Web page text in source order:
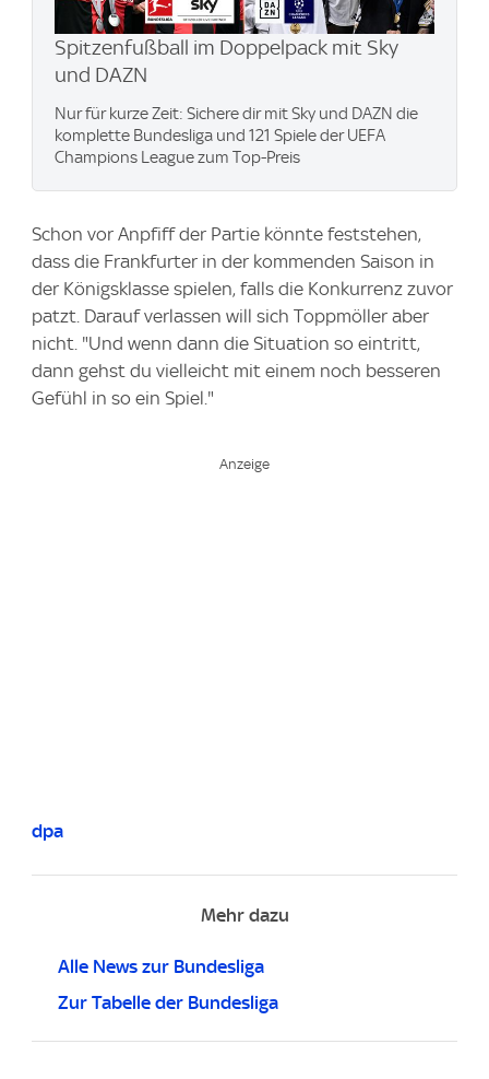
Spitzenfußball im Doppelpack mit Sky
und DAZN
Nur für kurze Zeit: Sichere dir mit Sky und DAZN die
komplette Bundesliga und 121 Spiele der UEFA
Champions League zum Top-Preis
Schon vor Anpfiff der Partie könnte feststehen,
dass die Frankfurter in der kommenden Saison in
der Königsklasse spielen, falls die Konkurrenz zuvor
patzt. Darauf verlassen will sich Toppmöller aber
nicht. "Und wenn dann die Situation so eintritt,
dann gehst du vielleicht mit einem noch besseren
Gefühl in so ein Spiel."
dpa
Mehr dazu
Alle News zur Bundesliga
Zur Tabelle der Bundesliga